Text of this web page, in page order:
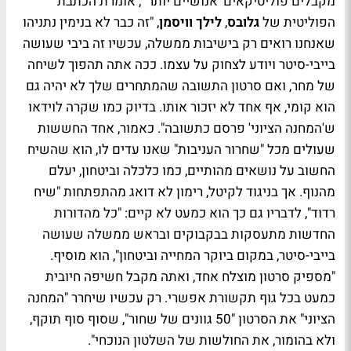
הפוליטית שלגלובס,לילך וויסמן, "זה כבר לא בנימין נתניהו
שאנחנו רואים רק בישיבות ממשלה, עכשיו זה ביבי שעושה
בייבי-סיטר ויודע לצחוק על עצמו. ככה אתה תהפוך לשיחה
של מחר, ואם סרטון התשובה שהמתחרים שלך לא יהיה גם
הוא קומי, אף אחד לא יזכור אותו. בדיוק כמו שקרה לוידאו
ש'המחנה הציוני' פרסם כתשובה". כאמור, אחד החששות
שעולים מכל "שחרור העניבות" שאנו עדים לו, הוא שהשיח
החשוב על נושאים מהותיים, כמו כלכלה וביטחון, יעלם
מהנוף. אך בניגוד לקיטל, רימון לא דואג מהתפתחות "שיח
רדוד", לדבריו גם כך הוא כמעט לא קיים: "כל מהדורות
החדשות מתעסקות בבקבוקים ובראש ממשלה שעושה
בייבי-סיטר, במקום ביוקר המחייה וביטחון", הוא מוסיף.
"מספיק סרטון מוצלח אחד, ואתה מקבל חשיפה חיובית
כמעט בכל גוף תקשורת אפשרי. רק עכשיו שיחרר "המחנה
הציוני" את הסרטון "50 גוונים של שחור", שסוף סוף תוקף,
ולא בהומור, את החולשות של השלטון הנוכחי".